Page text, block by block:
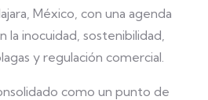
México, con una agenda
la inocuidad, sostenibilidad,
y regulación comercial.
como un punto de